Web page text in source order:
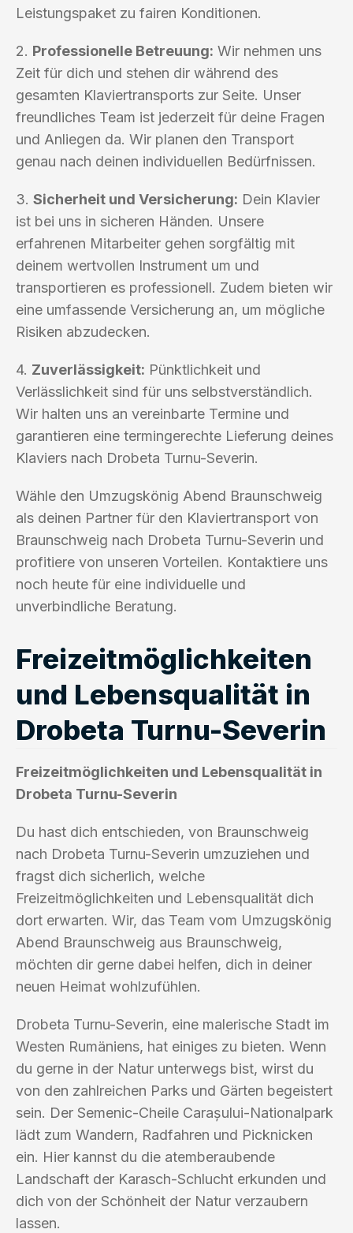
Leistungspaket zu fairen Konditionen.
2. Professionelle Betreuung: Wir nehmen uns
Zeit für dich und stehen dir während des
gesamten Klaviertransports zur Seite. Unser
freundliches Team ist jederzeit für deine Fragen
und Anliegen da. Wir planen den Transport
genau nach deinen individuellen Bedürfnissen.
3. Sicherheit und Versicherung: Dein Klavier
ist bei uns in sicheren Händen. Unsere
erfahrenen Mitarbeiter gehen sorgfältig mit
deinem wertvollen Instrument um und
transportieren es professionell. Zudem bieten wir
eine umfassende Versicherung an, um mögliche
Risiken abzudecken.
4. Zuverlässigkeit: Pünktlichkeit und
Verlässlichkeit sind für uns selbstverständlich.
Wir halten uns an vereinbarte Termine und
garantieren eine termingerechte Lieferung deines
Klaviers nach Drobeta Turnu-Severin.
Wähle den Umzugskönig Abend Braunschweig
als deinen Partner für den Klaviertransport von
Braunschweig nach Drobeta Turnu-Severin und
profitiere von unseren Vorteilen. Kontaktiere uns
noch heute für eine individuelle und
unverbindliche Beratung.
Freizeitmöglichkeiten
und Lebensqualität in
Drobeta Turnu-Severin
Freizeitmöglichkeiten und Lebensqualität in
Drobeta Turnu-Severin
Du hast dich entschieden, von Braunschweig
nach Drobeta Turnu-Severin umzuziehen und
fragst dich sicherlich, welche
Freizeitmöglichkeiten und Lebensqualität dich
dort erwarten. Wir, das Team vom Umzugskönig
Abend Braunschweig aus Braunschweig,
möchten dir gerne dabei helfen, dich in deiner
neuen Heimat wohlzufühlen.
Drobeta Turnu-Severin, eine malerische Stadt im
Westen Rumäniens, hat einiges zu bieten. Wenn
du gerne in der Natur unterwegs bist, wirst du
von den zahlreichen Parks und Gärten begeistert
sein. Der Semenic-Cheile Carașului-Nationalpark
lädt zum Wandern, Radfahren und Picknicken
ein. Hier kannst du die atemberaubende
Landschaft der Karasch-Schlucht erkunden und
dich von der Schönheit der Natur verzaubern
lassen.